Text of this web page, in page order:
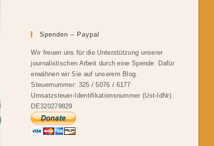
Spenden – Paypal
Wir freuen uns für die Unterstützung unserer
journalistischen Arbeit durch eine Spende. Dafür
erwähnen wir Sie auf unserem Blog.
Steuernummer: 325 / 5076 / 6177
Umsatzsteuer-Identifikationsnummer (Ust-IdNr)
DE320279829